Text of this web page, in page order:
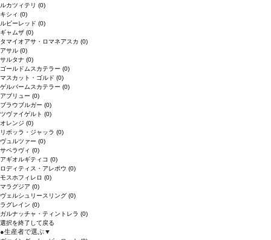
ルカツィテリ (0)
キシィ (0)
ルビーレッド (0)
ギャムザ (0)
タマイオアサ・ロマネアスカ (0)
アサル (0)
サルタナ (0)
ゴールドムスカテラー (0)
マスカット・ゴルド (0)
ゲルバームスカテラー (0)
アブリュー (0)
ブラウブルガー (0)
ツヴァイゲルト (0)
オレンジ (0)
リボッラ・ジャッラ (0)
ヴュルツァー (0)
サペラヴィ (0)
アギオルギティコ (0)
ロディティス・アレポウ (0)
モスホフィレロ (0)
マラグジア (0)
ヴェルシュリースリング (0)
ラグレイン (0)
ガルナッチャ・ティントレラ (0)
選択を終了して戻る
●生産者で選ぶ▼